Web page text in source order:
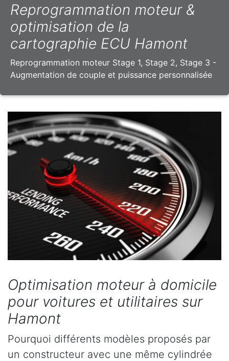
Reprogrammation moteur &
optimisation de la
cartographie ECU Hamont
Reprogrammation moteur Stage 1, Stage 2, Stage 3 -
Augmentation de couple et puissance personnalisée
Optimisation moteur à domicile
pour voitures et utilitaires sur
Hamont
Pourquoi différents modèles proposés par
un constructeur avec une même cylindrée